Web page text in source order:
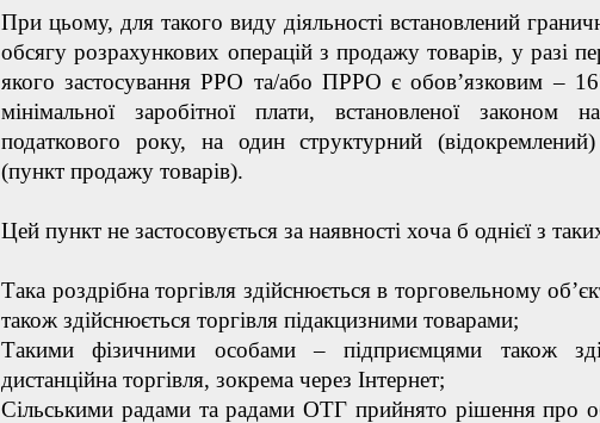
При цьому, для такого виду діяльності встановлений
обсягу розрахункових операцій з продажу товарів, у разі
якого застосування РРО та/або ПРРО є обов’язковим –
мінімальної заробітної плати, встановленої законом
податкового року, на один структурний (відокремлений)
(пункт продажу товарів).
Цей пункт не застосовується за наявності хоча б однієї з
Така роздрібна торгівля здійснюється в торговельному
також здійснюється торгівля підакцизними товарами;
Такими фізичними особами – підприємцями також
дистанційна торгівля, зокрема через Інтернет;
Сільськими радами та радами ОТГ прийнято рішення про